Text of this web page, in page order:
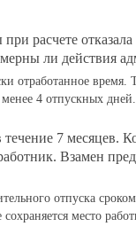
расчете
ли действия
отработанное
4 отпускных
7 месяцев.
Взамен
отпуска
место